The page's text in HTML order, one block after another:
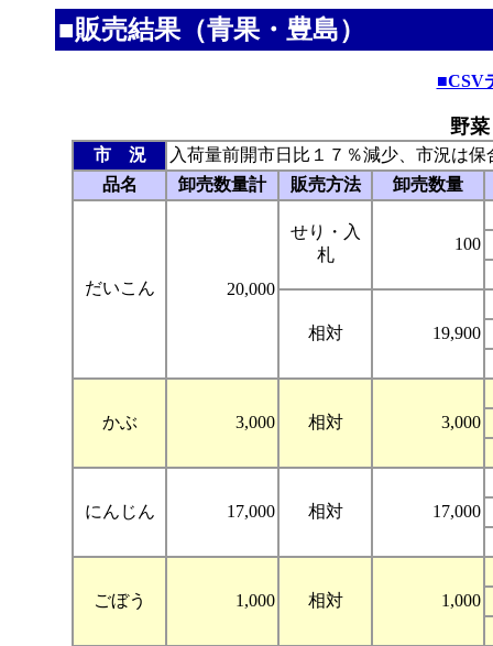
■販売結果（青果・豊島）
■CSV
野
市 況
入荷量前開市日比１７％減少、市況は保
品名
卸売数量計 販売方法 卸売数量
だいこん 20,000
せり・入
札
100
相対 19,900
かぶ 3,000 相対 3,000
にんじん 17,000 相対 17,000
ごぼう 1,000 相対 1,000